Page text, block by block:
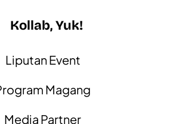
Kollab, Yuk!
Liputan Event
Magang
Media Partner